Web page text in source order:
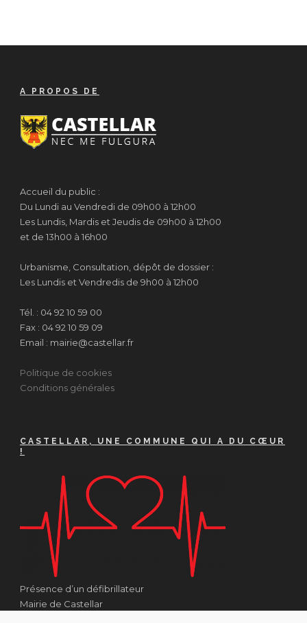
A PROPOS DE
Accueil du public :
Du Lundi au Vendredi de 09h00 à 12h00
Les Lundis, Mardis et Jeudis de 09h00 à 12h00
et de 13h00 à 16h00
Urbanisme, Consultation, dépôt de dossier :
Les Lundis et Vendredis de 9h00 à 12h00
Tél. : 04 92 10 59 00
Fax : 04 92 10 59 09
Email : mairie@castellar.fr
Politique de cookies
Conditions générales
CASTELLAR, UNE COMMUNE QUI A DU CŒUR
!
Présence d’un défibrillateur
Mairie de Castellar